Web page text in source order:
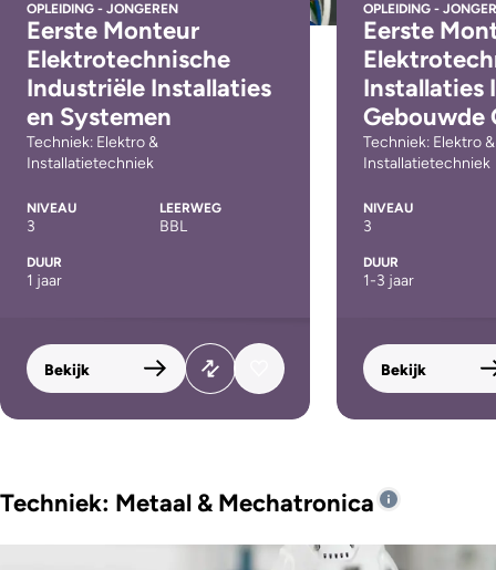
OPLEIDING - JONGEREN
Eerste Monteur
Elektrotechnische
Industriële Installaties
en Systemen
Techniek: Elektro &
Installatietechniek
NIVEAU
3
LEERWEG
BBL
DUUR
1 jaar
Bekijk
OPLEIDING -
Eerste
Installaties
Gebouwde
Techniek: Elektro &
Installatietechniek
NIVEAU
3
DUUR
1-3 jaar
Bekijk
Techniek: Metaal & Mechatronica